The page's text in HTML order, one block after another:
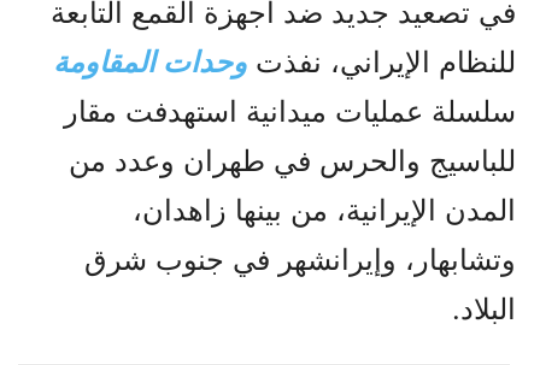
في تصعيد جديد ضد أجهزة القمع التابعة
للنظام الإيراني، نفذت وحدات المقاومة
سلسلة عمليات ميدانية استهدفت مقار
للباسيج والحرس في طهران وعدد من
المدن الإيرانية، من بينها زاهدان،
وتشابهار، وإيرانشهر في جنوب شرق
البلاد.